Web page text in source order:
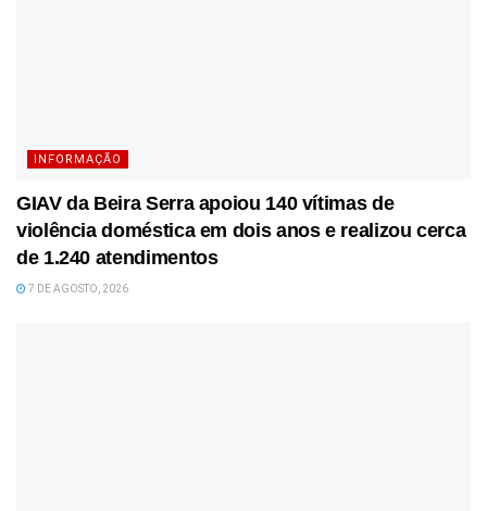
INFORMAÇÃO
GIAV da Beira Serra apoiou 140 vítimas de
violência doméstica em dois anos e realizou cerca
de 1.240 atendimentos
7 DE AGOSTO, 2026